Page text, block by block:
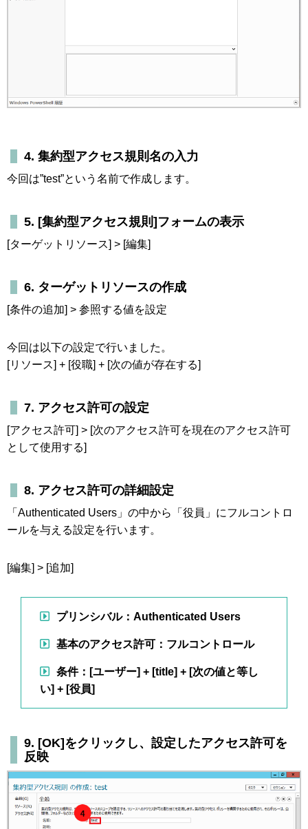
4. 集約型アクセス規則名の入力
今回は”test”という名前で作成します。
5. [集約型アクセス規則]フォームの表示
[ターゲットリソース] > [編集]
6. ターゲットリソースの作成
[条件の追加] > 参照する値を設定
今回は以下の設定で行いました。
[リソース] + [役職] + [次の値が存在する]
7. アクセス許可の設定
[アクセス許可] > [次のアクセス許可を現在のアクセス許可
として使用する]
8. アクセス許可の詳細設定
「Authenticated Users」の中から「役員」にフルコントロ
ールを与える設定を行います。
[編集] > [追加]
プリンシバル：Authenticated Users
基本のアクセス許可：フルコントロール
条件：[ユーザー] + [title] + [次の値と等し
い] + [役員]
9. [OK]をクリックし、設定したアクセス許可を
反映